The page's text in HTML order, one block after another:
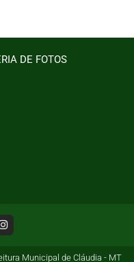
DE FOTOS
Municipal de Cláudia - MT